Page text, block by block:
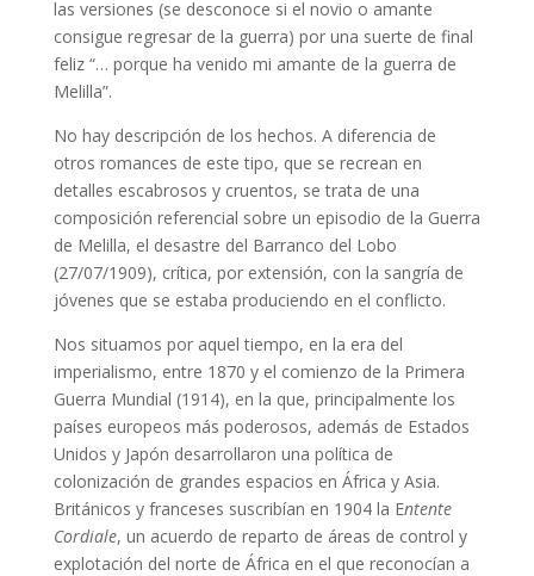
las versiones (se desconoce si el novio o amante
consigue regresar de la guerra) por una suerte de final
feliz “… porque ha venido mi amante de la guerra de
Melilla”.
No hay descripción de los hechos. A diferencia de
otros romances de este tipo, que se recrean en
detalles escabrosos y cruentos, se trata de una
composición referencial sobre un episodio de la Guerra
de Melilla, el desastre del Barranco del Lobo
(27/07/1909), crítica, por extensión, con la sangría de
jóvenes que se estaba produciendo en el conflicto.
Nos situamos por aquel tiempo, en la era del
imperialismo, entre 1870 y el comienzo de la Primera
Guerra Mundial (1914), en la que, principalmente los
países europeos más poderosos, además de Estados
Unidos y Japón desarrollaron una política de
colonización de grandes espacios en África y Asia.
Británicos y franceses suscribían en 1904 la Entente
Cordiale, un acuerdo de reparto de áreas de control y
explotación del norte de África en el que reconocían a